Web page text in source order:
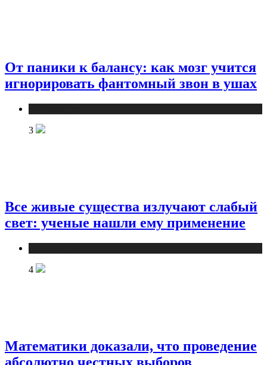
От паники к балансу: как мозг учится
игнорировать фантомный звон в ушах
3
Все живые существа излучают слабый
свет: ученые нашли ему применение
4
Математики доказали, что проведение